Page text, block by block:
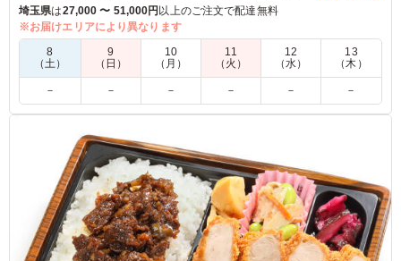
特別なシーンを彩ります。ととりべぇのお弁当は、接待や会食
など大事なお集りにぴったり。心を込めた一品をお楽しみくだ
さい。
い。
ブリストル・マイヤーズ スクイブ株式会社
ご飯大盛りにしてみましたが、おかずと同様にご飯も好評
のため、大盛りにしてみて良かったです。メインの銀鱈は
変わらず好評です。見た目が美しく、いい意味で普段見な
い少し変わったおかずもあるのも評価高い点かと思いま
す。
埼玉県は27,000 〜 51,000円 以上のご注文で配達無料
※お届けエリアにより異なります
8
（土）
9
（日）
10
（月）
11
（火）
12
（水）
13
（木）
－ － － － － －